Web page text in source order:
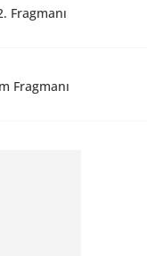
Fragmanı
Fragmanı